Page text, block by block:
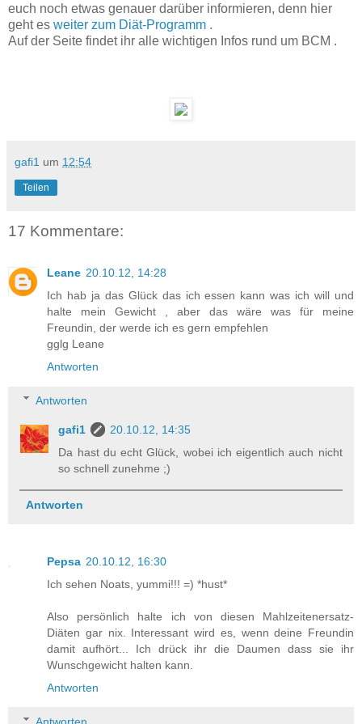
euch noch etwas genauer darüber informieren, denn hier
geht es weiter zum Diät-Programm .
Auf der Seite findet ihr alle wichtigen Infos rund um BCM .
gafi1 um 12:54
Teilen
17 Kommentare:
Leane 20.10.12, 14:28
Ich hab ja das Glück das ich essen kann was ich will und
halte mein Gewicht , aber das wäre was für meine
Freundin, der werde ich es gern empfehlen
gglg Leane
Antworten
Antworten
gafi1
20.10.12, 14:35
Da hast du echt Glück, wobei ich eigentlich auch nicht
so schnell zunehme ;)
Antworten
Pepsa 20.10.12, 16:30
Ich sehen Noats, yummi!!! =) *hust*
Also persönlich halte ich von diesen Mahlzeitenersatz-
Diäten gar nix. Interessant wird es, wenn deine Freundin
damit aufhört... Ich drück ihr die Daumen dass sie ihr
Wunschgewicht halten kann.
Antworten
Antworten